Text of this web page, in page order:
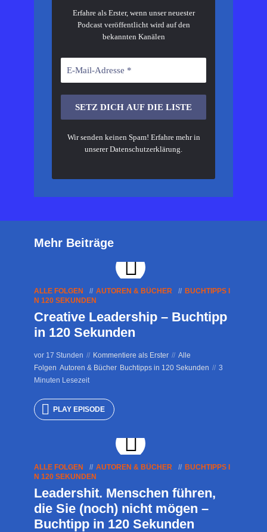
Erfahre als Erster, wenn unser neuester
Podcast veröffentlicht wird auf den
bekannten Kanälen
Wir senden keinen Spam! Erfahre mehr in
unsererDatenschutzerklärung.
Mehr Beiträge
ALLE FOLGEN AUTOREN & BÜCHER
BUCHTIPPS I
N 120 SEKUNDEN
Creative Leadership – Buchtipp
in 120 Sekunden
vor 17 Stunden Kommentiere als Erster
Alle
Folgen Autoren & Bücher Buchtipps in 120 Sekunden
3
Minuten Lesezeit
PLAY EPISODE
ALLE FOLGEN AUTOREN & BÜCHER
BUCHTIPPS I
N 120 SEKUNDEN
Leadershit. Menschen führen,
die Sie (noch) nicht mögen –
Buchtipp in 120 Sekunden